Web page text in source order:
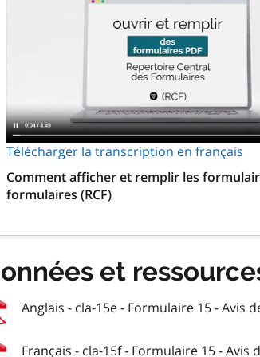
Télécharger la transcription en français
Comment afficher et remplir les
formulaires (RCF)
et
Anglais - cla-15e - Formulaire 15 - Avis
Français - cla-15f - Formulaire 15 - Avis